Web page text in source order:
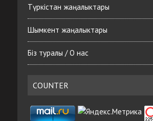
Түркістан жаңалыктары
Шымкент жаңалыктары
Біз туралы / О нас
COUNTER